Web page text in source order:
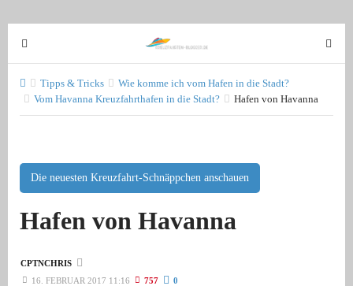
T
o
g
g
l
v
i
g
t
T
o
l
Tipps & Tricks
Wie komme ich vom Hafen in die Stadt?
Vom Havanna Kreuzfahrthafen in die Stadt?
Hafen von Havanna
Die neuesten Kreuzfahrt-Schnäppchen anschauen
Hafen von Havanna
CPTNCHRIS
16. FEBRUAR 2017 11:16
757 0